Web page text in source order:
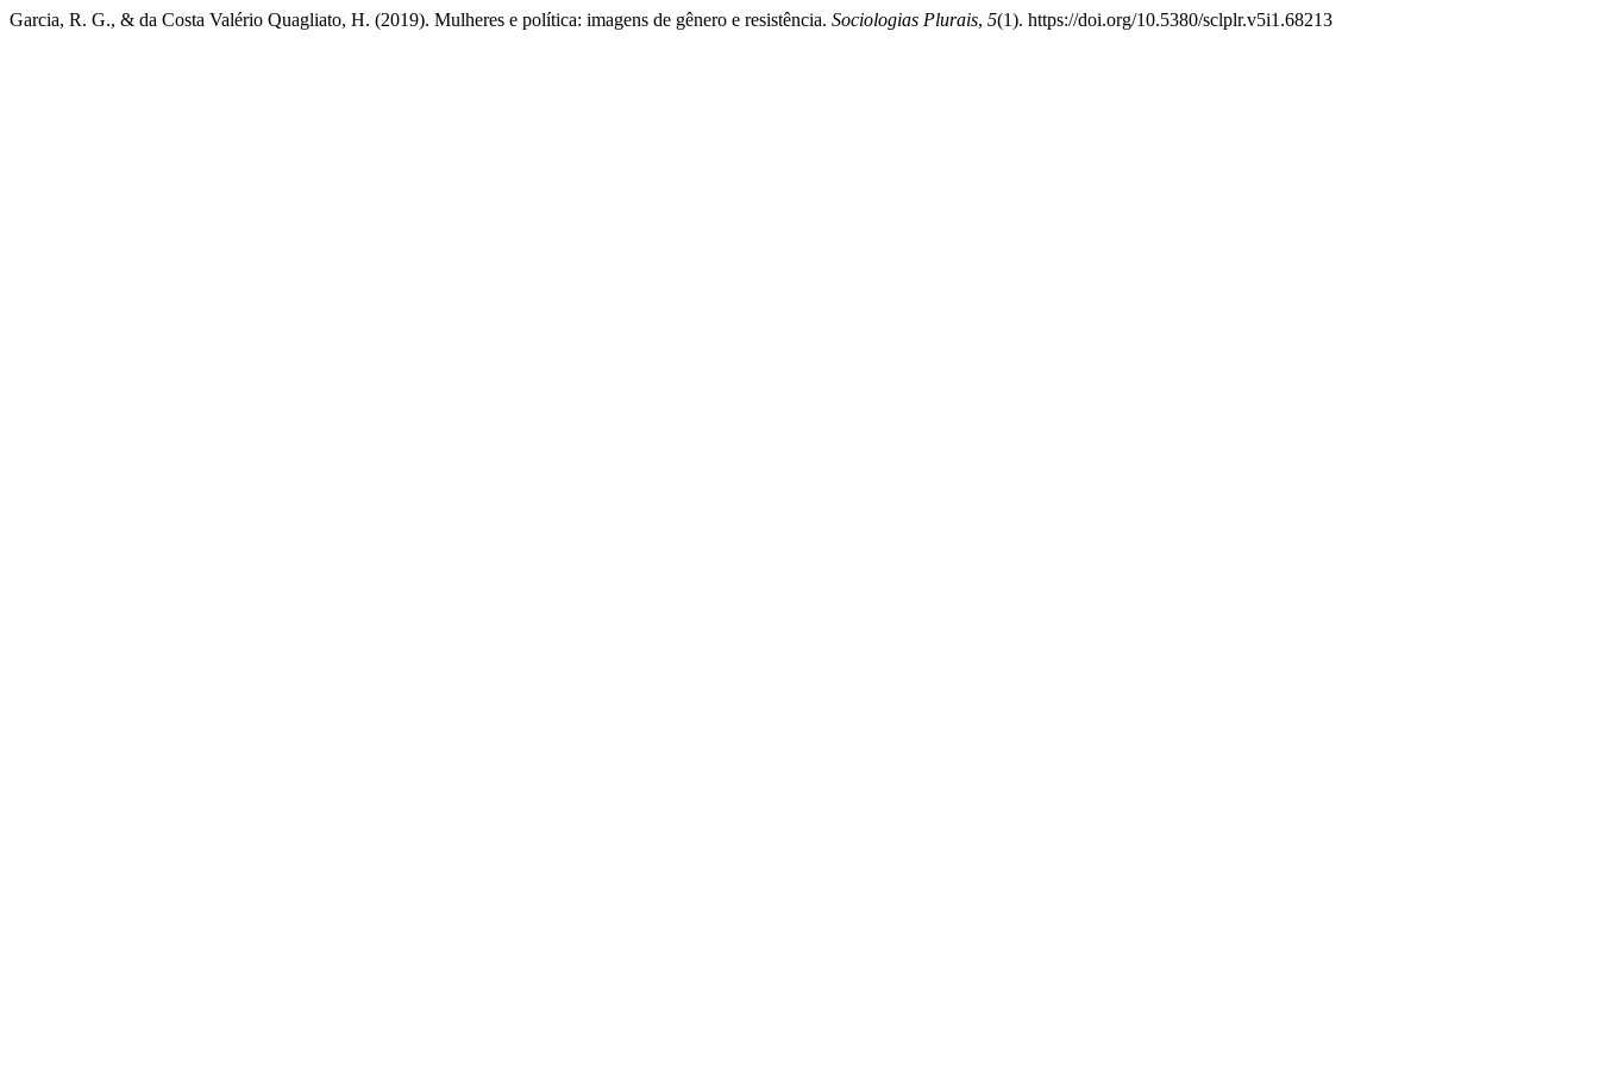
Garcia, R. G., & da Costa Valério Quagliato, H. (2019). Mulheres e política: imagens de gênero e resistência. Sociologias Plurais, 5(1). https://doi.org/10.5380/sclplr.v5i1.68213